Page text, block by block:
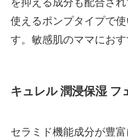
使えるポンプタイプで
す。敏感肌のママにおす
キュレル 潤浸保湿 フ
セラミド機能成分が豊